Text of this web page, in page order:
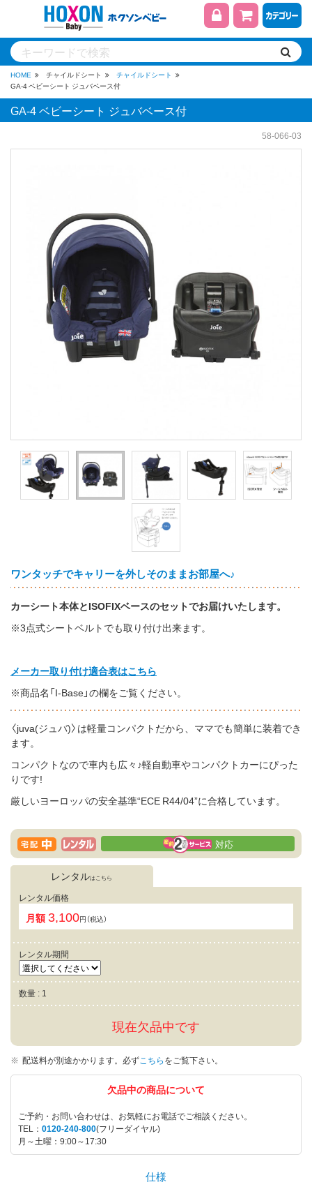
HOME チャイルドシート
チャイルドシート
GA-4 ベビーシート ジュバベース付
GA-4 ベビーシート ジュバベース付
58-066-03
ワンタッチでキャリーを外しそのままお部屋へ♪
カーシート本体とISOFIXベースのセットでお届けいたします。
※3点式シートベルトでも取り付け出来ます。
メーカー取り付け適合表はこちら
※商品名「I-Base」の欄をご覧ください。
〈juva(ジュバ)〉は軽量コンパクトだから、ママでも簡単に装着でき
ます。
コンパクトなので車内も広々♪軽自動車やコンパクトカーにぴった
りです!
厳しいヨーロッパの安全基準“ECE R44/04”に合格しています。
対応
レンタルはこちら
レンタル価格
月額3,100円（税込）
レンタル期間
数量 : 1
現在欠品中です
配送料が別途かかります。 必ずこちらをご覧下さい。
欠品中の商品について
ご予約・お問い合わせは、お気軽にお電話でご相談ください。
TEL： 0120-240-800(フリーダイヤル)
月～土曜：9:00～17:30
仕様